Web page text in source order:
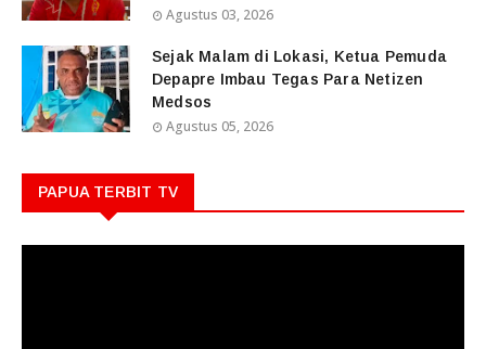
Agustus 03, 2026
Sejak Malam di Lokasi, Ketua Pemuda
Depapre Imbau Tegas Para Netizen
Medsos
Agustus 05, 2026
PAPUA TERBIT TV